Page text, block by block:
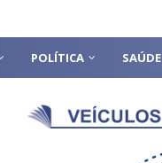
POLÍTICA SAÚDE